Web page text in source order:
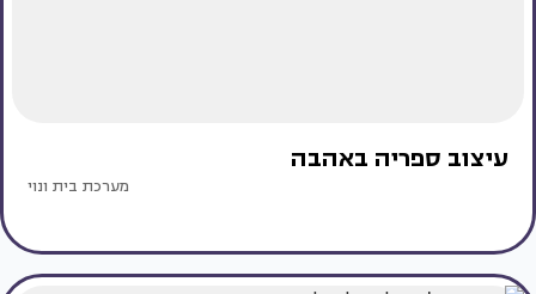
עיצוב ספריה באהבה
מערכת בית ונוי